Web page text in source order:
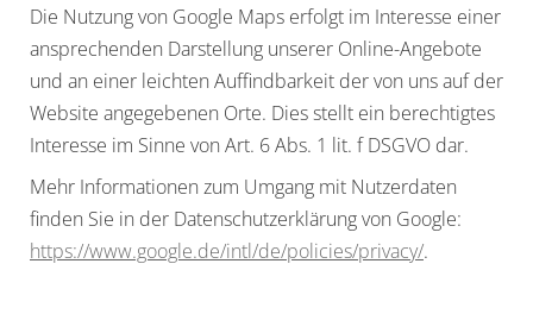
Die Nutzung von Google Maps erfolgt im Interesse einer
ansprechenden Darstellung unserer Online-Angebote
und an einer leichten Auffindbarkeit der von uns auf der
Website angegebenen Orte. Dies stellt ein berechtigtes
Interesse im Sinne von Art. 6 Abs. 1 lit. f DSGVO dar.
Mehr Informationen zum Umgang mit Nutzerdaten
finden Sie in der Datenschutzerklärung von Google:
https://www.google.de/intl/de/policies/privacy/.